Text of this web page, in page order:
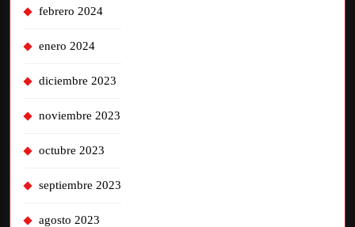
febrero 2024
enero 2024
diciembre 2023
noviembre 2023
octubre 2023
septiembre 2023
agosto 2023